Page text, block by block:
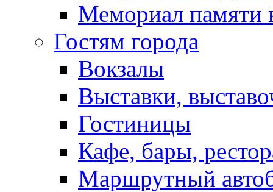
Мемориал памяти
Гостям города
Вокзалы
Выставки,
Гостиницы
Кафе, бары,
Маршрутный